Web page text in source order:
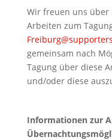
Wir freuen uns
Arbeiten zum
gemeinsam nach
Tagung über diese
und/oder diese
Informationen zur